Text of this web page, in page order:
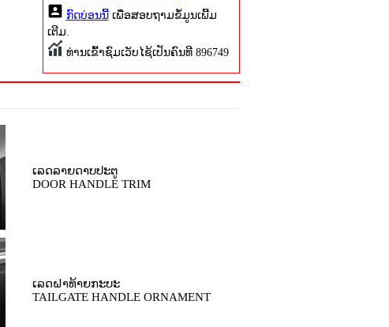
ກົດບ່ອນນີ້ເພື່ອສອບຖາມຂໍ້ມູນເພີ້ມ
ເຕີມ.
ທ່ານເຂົ້າຊົມເວັບໄຊ້ເປັນຄົນທີ 896749
ເລດລາຍດາບປະຕູ
DOOR HANDLE TRIM
ເລດຝາທ້າຍກະບະ
TAILGATE HANDLE ORNAMENT